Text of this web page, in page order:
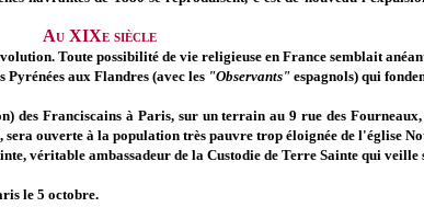
Au XIXe siècle
Toute possibilité de vie religieuse en France semblait
Pyrénées aux Flandres (avec les "Observants" espagnols) qui
Franciscains à Paris, sur un terrain au 9 rue des
ouverte à la population très pauvre trop éloignée de l'église
véritable ambassadeur de la Custodie de Terre Sainte qui veille
le 5 octobre.